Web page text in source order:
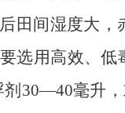
田间湿度大
选用高效、
30—40毫升